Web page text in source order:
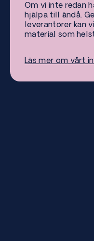
Om vi inte redan
hjälpa till ändå.
leverantörer kan
material som
Läs mer om vårt